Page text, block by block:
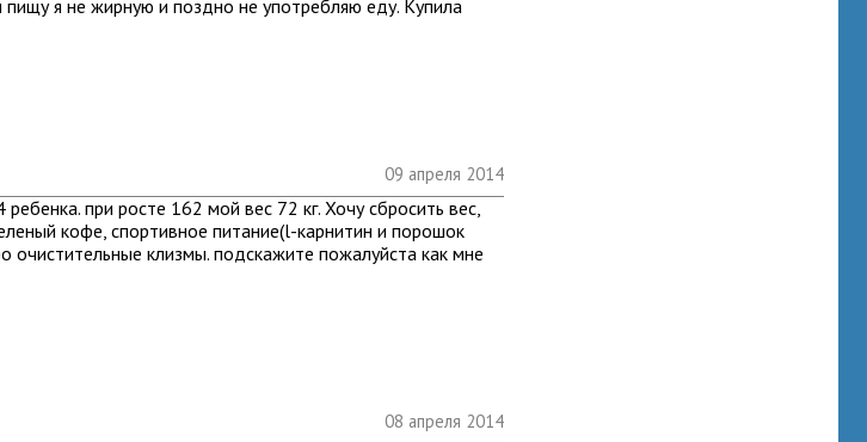
я не жирную и поздно не употребляю еду. Купила
09 апреля 2014
при росте 162 мой вес 72 кг. Хочу сбросить вес,
кофе, спортивное питание(l-карнитин и порошок
очистительные клизмы. подскажите пожалуйста как мне
08 апреля 2014